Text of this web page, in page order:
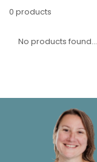
0 products
No products found...